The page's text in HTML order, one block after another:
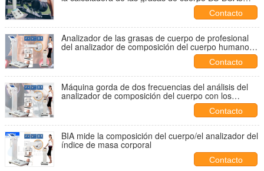
para la evaluación rápida de la salud
Contacto
Analizador de las grasas de cuerpo de profesional
del analizador de composición del cuerpo humano
Contacto
Máquina gorda de dos frecuencias del análisis del
analizador de composición del cuerpo con los
programas informáticos y la impresora térmica
Contacto
BIA mide la composición del cuerpo/el analizador del
índice de masa corporal
Contacto